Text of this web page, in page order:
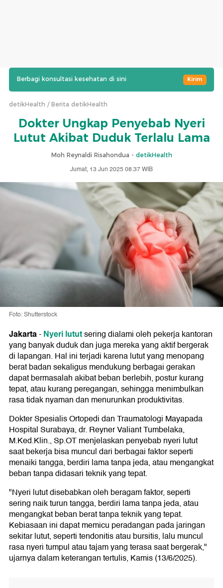
Berbagi konsultasi kesehatan di sini Kirim
detikHealth Berita detikHealth
Dokter Ungkap Penyebab Nyeri
Lutut Akibat Duduk Terlalu Lama
Moh Reynaldi Risahondua - detikHealth
Jumat, 13 Jun 2025 08:37 WIB
Foto: Shutterstock
Jakarta-Nyeri lututsering dialami oleh pekerja kantoran
yang banyak duduk dan juga mereka yang aktif bergerak
di lapangan. Hal ini terjadi karena lutut yang menopang
berat badan sekaligus mendukung berbagai gerakan
dapat bermasalah akibat beban berlebih, postur kurang
tepat, atau kurang peregangan, sehingga menimbulkan
rasa tidak nyaman dan menurunkan produktivitas.
Dokter Spesialis Ortopedi dan Traumatologi Mayapada
Hospital Surabaya, dr. Reyner Valiant Tumbelaka,
M.Ked.Klin., Sp.OT menjelaskan penyebab nyeri lutut
saat bekerja bisa muncul dari berbagai faktor seperti
menaiki tangga, berdiri lama tanpa jeda, atau mengangkat
beban tanpa didasari teknik yang tepat.
"Nyeri lutut disebabkan oleh beragam faktor, seperti
sering naik turun tangga, berdiri lama tanpa jeda, atau
mengangkat beban berat tanpa teknik yang tepat.
Kebiasaan ini dapat memicu peradangan pada jaringan
sekitar lutut, seperti tendonitis atau bursitis, lalu muncul
rasa nyeri tumpul atau tajam yang terasa saat bergerak,"
ujarnya dalam keterangan tertulis, Kamis (13/6/2025).